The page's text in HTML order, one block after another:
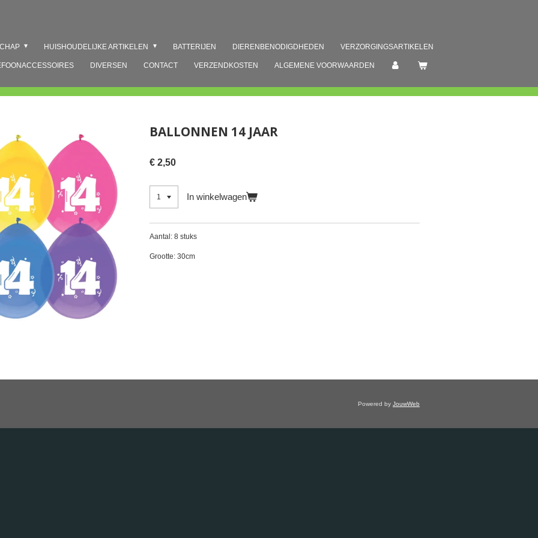
HUISHOUDELIJKE ARTIKELEN BATTERIJEN DIERENBENODIGDHEDEN VERZORGINGSARTIKELEN
DIVERSEN CONTACT VERZENDKOSTEN ALGEMENE VOORWAARDEN
BALLONNEN 14 JAAR
€ 2,50
In winkelwagen
Aantal: 8 stuks
Grootte: 30cm
Powered by JouwWeb